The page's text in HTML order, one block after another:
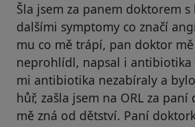
Šla jsem za panem doktorem
dalšími symptomy co značí
mu co mě trápí, pan doktor
neprohlídl, napsal i antibiotika
mi antibiotika nezabíraly a
hůř, zašla jsem na ORL za
mě zná od dětství. Paní